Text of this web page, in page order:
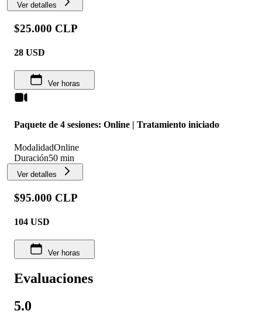
Ver detalles
$25.000 CLP
28 USD
Ver horas
Paquete de 4 sesiones: Online | Tratamiento iniciado
ModalidadOnline
Duración50 min
Ver detalles
$95.000 CLP
104 USD
Ver horas
Evaluaciones
5.0